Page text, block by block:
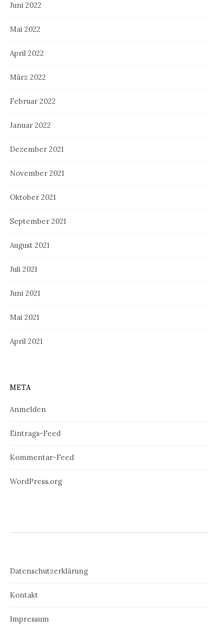
Juni 2022
Mai 2022
April 2022
März 2022
Februar 2022
Januar 2022
Dezember 2021
November 2021
Oktober 2021
September 2021
August 2021
Juli 2021
Juni 2021
Mai 2021
April 2021
META
Anmelden
Eintrags-Feed
Kommentar-Feed
WordPress.org
Datenschutzerklärung
Kontakt
Impressum